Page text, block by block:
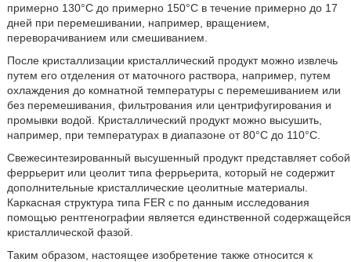
примерно 130°С до примерно 150°С в течение примерно до 17
дней при перемешивании, например, вращением,
переворачиванием или смешиванием.
После кристаллизации кристаллический продукт можно извлечь
путем его отделения от маточного раствора, например, путем
охлаждения до комнатной температуры с перемешиванием или
без перемешивания, фильтрования или центрифугирования и
промывки водой. Кристаллический продукт можно высушить,
например, при температурах в диапазоне от 80°С до 110°С.
Свежесинтезированный высушенный продукт представляет собой
феррьерит или цеолит типа феррьерита, который не содержит
дополнительные кристаллические цеолитные материалы.
Каркасная структура типа FER с по данным исследования
помощью рентгенографии является единственной содержащейся
кристаллической фазой.
Таким образом, настоящее изобретение также относится к